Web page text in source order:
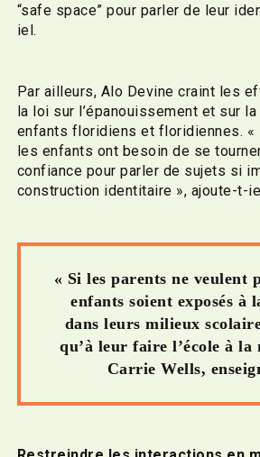
“safe space” pour parler de leur
iel.
Par ailleurs, Alo Devine craint les
la loi sur l’épanouissement et sur
enfants floridiens et floridiennes. «
les enfants ont besoin de se
confiance pour parler de sujets si
construction identitaire », ajoute-t-
« Si les parents ne veulent
enfants soient exposés à
dans leurs milieux
qu’à leur faire l’école à
Carrie Wells,